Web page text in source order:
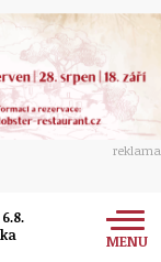
reklama
MENU